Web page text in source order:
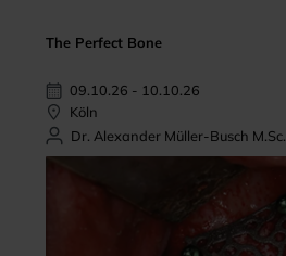
The Perfect Bone
09.10.26 - 10.10.26
Köln
Dr. Alexander Müller-Busch M.Sc.